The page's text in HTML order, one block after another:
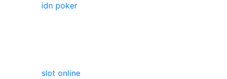
idn poker
slot online